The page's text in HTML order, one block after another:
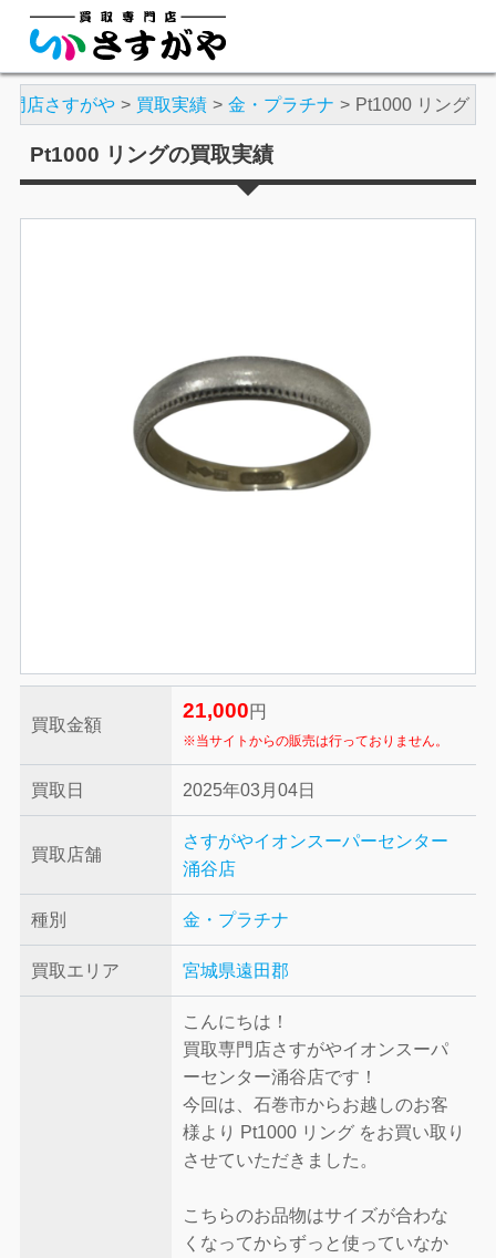
門店さすがや 買取実績 金・プラチナ Pt1000 リング
Pt1000 リングの買取実績
買取金額
21,000 円
※当サイトからの販売は行っておりません。
買取日 2025年03月04日
買取店舗
さすがやイオンスーパーセンター
涌谷店
種別 金・プラチナ
買取エリア 宮城県遠田郡
こんにちは！
買取専門店さすがやイオンスーパ
ーセンター涌谷店です！
今回は、石巻市からお越しのお客
様より Pt1000 リング をお買い取り
させていただきました。
こちらのお品物はサイズが合わな
くなってからずっと使っていなか